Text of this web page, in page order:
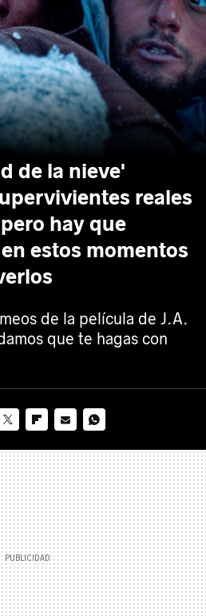
de la nieve'
reales
hay que
estos momentos
de la película de J.A.
que te hagas con
MAIL